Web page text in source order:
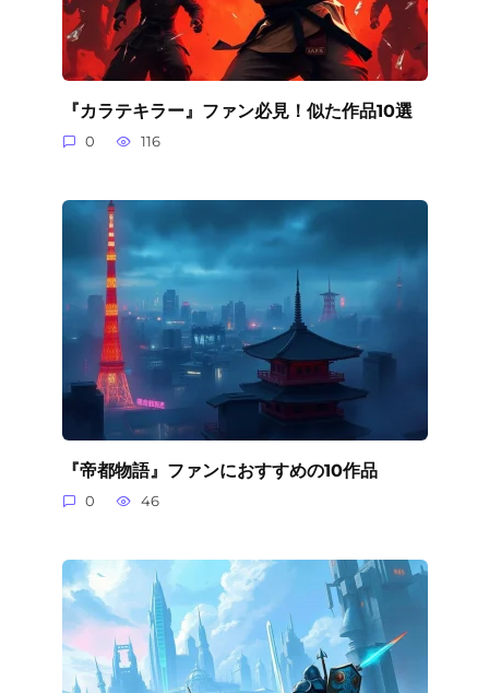
『カラテキラー』ファン必見！似た作品10選
0 116
『帝都物語』ファンにおすすめの10作品
0 46